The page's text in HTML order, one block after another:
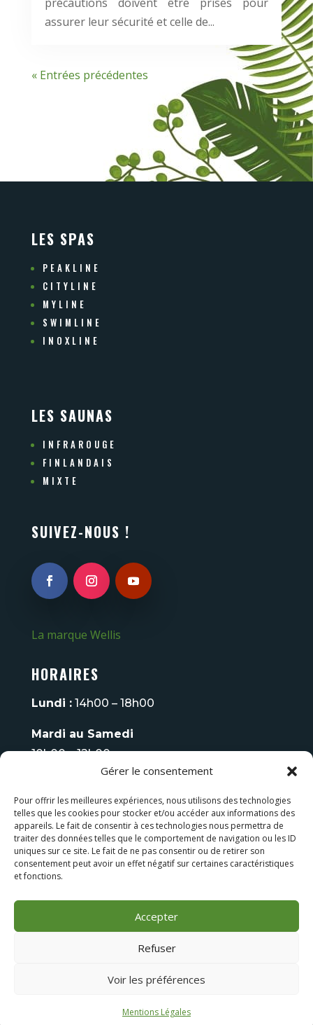
Gérer le consentement
Pour offrir les meilleures expériences, nous utilisons des technologies
telles que les cookies pour stocker et/ou accéder aux informations des
appareils. Le fait de consentir à ces technologies nous permettra de
traiter des données telles que le comportement de navigation ou les ID
uniques sur ce site. Le fait de ne pas consentir ou de retirer son
consentement peut avoir un effet négatif sur certaines caractéristiques
et fonctions.
Accepter
Refuser
Voir les préférences
Mentions Légales
assurer leur sécurité et celle de...
« Entrées précédentes
LES SPAS
PEAKLINE
CITYLINE
MYLINE
SWIMLINE
INOXLINE
LES SAUNAS
INFRAROUGE
FINLANDAIS
MIXTE
SUIVEZ-NOUS !
La marque Wellis
HORAIRES
Lundi :14h00 – 18h00
Mardi au Samedi
10h00 – 12h00
14h00 – 18h00
Fermé le Dimanche
Tel : 06 08 93 70 75
LES FAUTEUILS DE MASSAGE
LES BAINS NORDIQUES
| Tous droits réservés ‘Temple
Mentions Légales |CGV